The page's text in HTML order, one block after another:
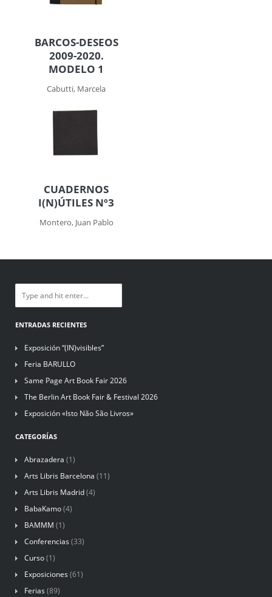
BARCOS-DESEOS
2009-2020.
MODELO 1
Cabutti, Marcela
CUADERNOS
I(N)ÚTILES Nº3
Montero, Juan Pablo
ENTRADAS RECIENTES
Exposición “(IN)visibles”
Feria BARULLO
Same Page Art Book Fair 2026
The Berlin Art Book Fair & Festival 2026
Exposición «Isto Não São Livros»
CATEGORÍAS
Abrazadera (1)
Arts Libris Barcelona (11)
Arts Libris Madrid(4)
BabaKamo(4)
BAMMM (1)
Conferencias (33)
Curso(1)
Exposiciones (61)
Ferias (89)